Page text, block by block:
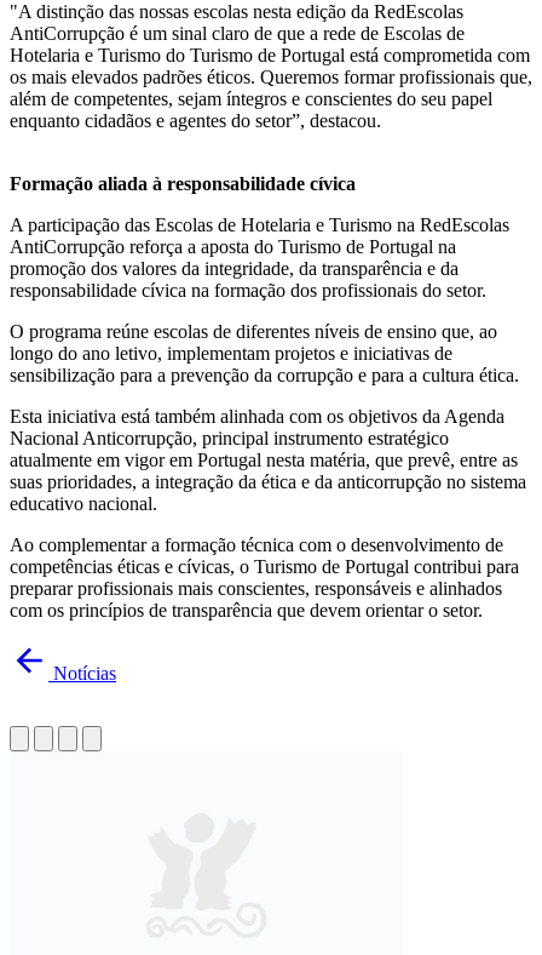
"A distinção das nossas escolas nesta edição da RedEscolas
AntiCorrupção é um sinal claro de que a rede de Escolas de
Hotelaria e Turismo do Turismo de Portugal está comprometida com
os mais elevados padrões éticos. Queremos formar profissionais que,
além de competentes, sejam íntegros e conscientes do seu papel
enquanto cidadãos e agentes do setor”, destacou.
Formação aliada à responsabilidade cívica
A participação das Escolas de Hotelaria e Turismo na RedEscolas
AntiCorrupção reforça a aposta do Turismo de Portugal na
promoção dos valores da integridade, da transparência e da
responsabilidade cívica na formação dos profissionais do setor.
O programa reúne escolas de diferentes níveis de ensino que, ao
longo do ano letivo, implementam projetos e iniciativas de
sensibilização para a prevenção da corrupção e para a cultura ética.
Esta iniciativa está também alinhada com os objetivos da Agenda
Nacional Anticorrupção, principal instrumento estratégico
atualmente em vigor em Portugal nesta matéria, que prevê, entre as
suas prioridades, a integração da ética e da anticorrupção no sistema
educativo nacional.
Ao complementar a formação técnica com o desenvolvimento de
competências éticas e cívicas, o Turismo de Portugal contribui para
preparar profissionais mais conscientes, responsáveis e alinhados
com os princípios de transparência que devem orientar o setor.
Notícias